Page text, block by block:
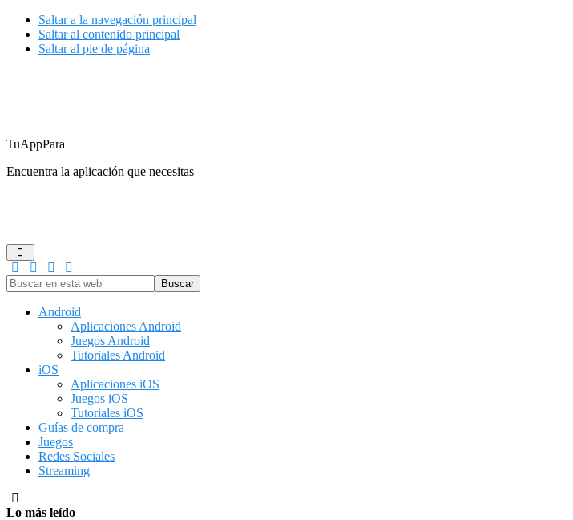
Saltar a la navegación principal
Saltar al contenido principal
Saltar al pie de página
TuAppPara
Encuentra la aplicación que necesitas
Buscar
en
Android
Aplicaciones Android
Juegos Android
Tutoriales Android
iOS
Aplicaciones iOS
Juegos iOS
Tutoriales iOS
Guías de compra
Juegos
Redes Sociales
Streaming
Lo más leído